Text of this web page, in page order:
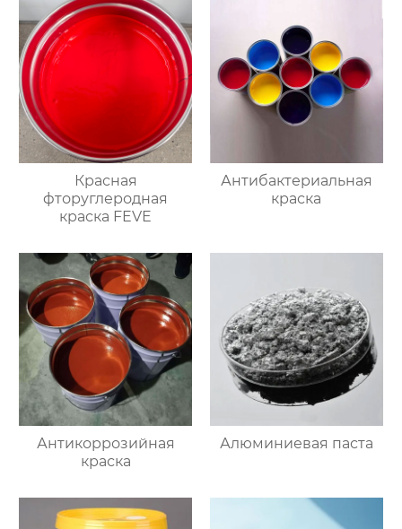
Красная
фторуглеродная
краска FEVE
Антибактериальная
краска
Антикоррозийная
краска
Алюминиевая паста